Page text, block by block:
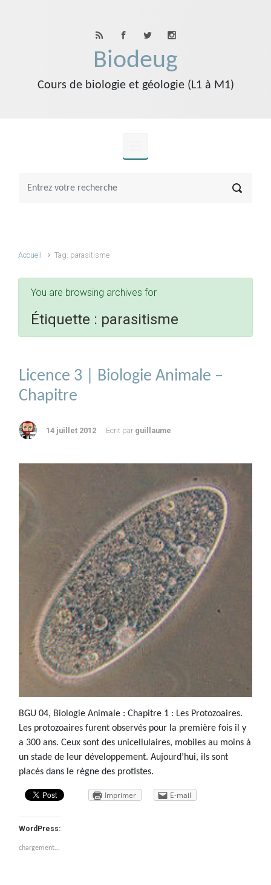
Biodeug
Cours de biologie et géologie (L1 à M1)
Accueil Tag: parasitisme
You are browsing archives for
Étiquette : parasitisme
Licence 3 | Biologie Animale –
Chapitre
14 juillet 2012 Ecrit par guillaume
BGU 04, Biologie Animale : Chapitre 1 : Les Protozoaires.
Les protozoaires furent observés pour la première fois il y
a 300 ans. Ceux sont des unicellulaires, mobiles au moins à
un stade de leur développement. Aujourd’hui, ils sont
placés dans le règne des protistes.
Imprimer E-mail
WordPress:
chargement…